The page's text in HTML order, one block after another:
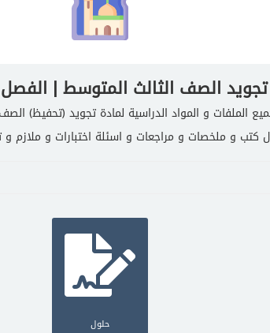
الصف الثالث المتوسط |
و المواد الدراسية لمادة تجويد (تحفيظ)
كتب و ملخصات و مراجعات و اسئلة اختبارات و ملازم و
حلول